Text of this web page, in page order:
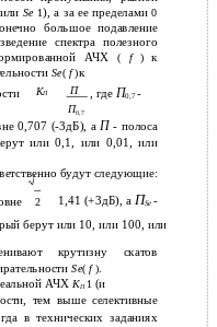
Se 1), а за ее пределами0
большое подавление
спектра полезного
АЧХ ( f )к
Se( f)к
КП П , где П0,7-
П0,7
0,707 (-3дБ), аП- полоса
или 0,1, или 0,01, или
будут следующие:
1,41 (+3дБ), а ПSe-
2
берут или 10, или 100, или
крутизну скатов
Se(f).
АЧХ КП 1 (и
тем выше селективные
в технических заданиях